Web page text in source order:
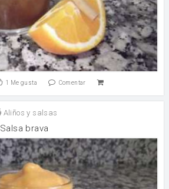
1 Me gusta Comentar
Aliños y salsas
Salsa brava